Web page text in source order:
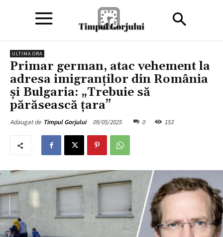
ULTIMA ORA
Primar german, atac vehement la
adresa imigranților din România
și Bulgaria: „Trebuie să
părăsească țara”
Adaugat de Timpul Gorjului 09/05/2025 0 153